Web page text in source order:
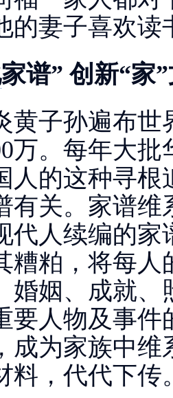
的妻子喜欢
家谱” 创新“家
子孙遍布世
万。每年大
人的这种寻
有关。家谱
代人续编的
糟粕，将每
婚姻、成就
要人物及事
成为家族中
料，代代下传